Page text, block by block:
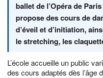
ballet de l’Opéra de
propose des cours de
d’éveil et d’initiation,
le stretching, les
L’école accueille un public
des cours adaptés dès l’âge